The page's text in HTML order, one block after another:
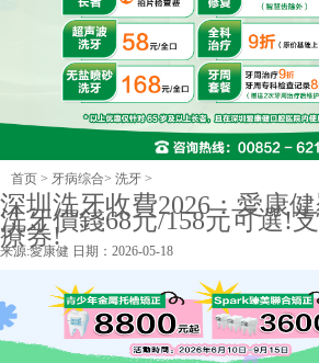
首页 > 牙病综合> 洗牙 >
深圳洗牙收費2026：愛康
洗牙價錢68元/158元可選!
療券!
来源:愛康健 日期：2026-05-18